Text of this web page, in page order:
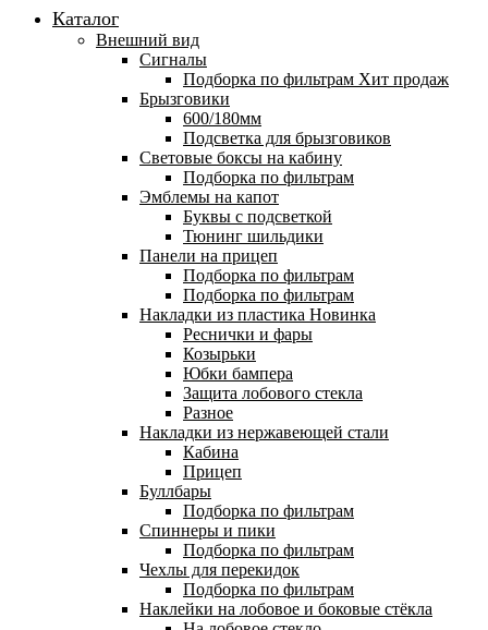
Каталог
Внешний вид
Сигналы
Подборка по фильтрам Хит продаж
Брызговики
600/180мм
Подсветка для брызговиков
Световые боксы на кабину
Подборка по фильтрам
Эмблемы на капот
Буквы с подсветкой
Тюнинг шильдики
Панели на прицеп
Подборка по фильтрам
Подборка по фильтрам
Накладки из пластика Новинка
Реснички и фары
Козырьки
Юбки бампера
Защита лобового стекла
Разное
Накладки из нержавеющей стали
Кабина
Прицеп
Буллбары
Подборка по фильтрам
Спиннеры и пики
Подборка по фильтрам
Чехлы для перекидок
Подборка по фильтрам
Наклейки на лобовое и боковые стёкла